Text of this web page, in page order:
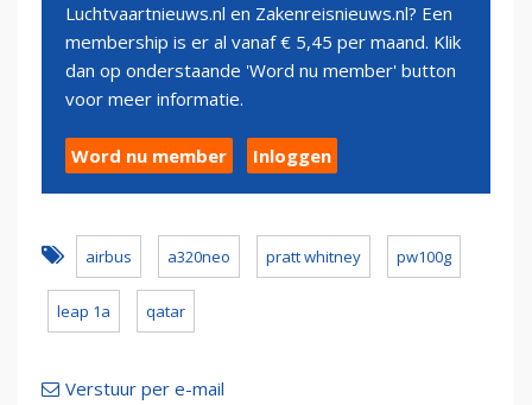
Luchtvaartnieuws.nl en Zakenreisnieuws.nl? Een
membership is er al vanaf € 5,45 per maand. Klik
dan op onderstaande 'Word nu member' button
voor meer informatie.
Word nu member Inloggen
airbus a320neo pratt whitney pw100g
leap 1a qatar
Verstuur per e-mail